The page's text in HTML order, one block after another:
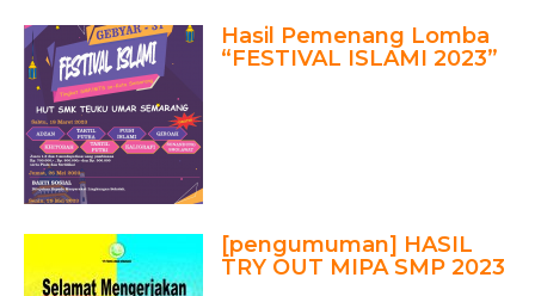
Hasil Pemenang Lomba
“FESTIVAL ISLAMI 2023”
[pengumuman] HASIL
TRY OUT MIPA SMP 2023